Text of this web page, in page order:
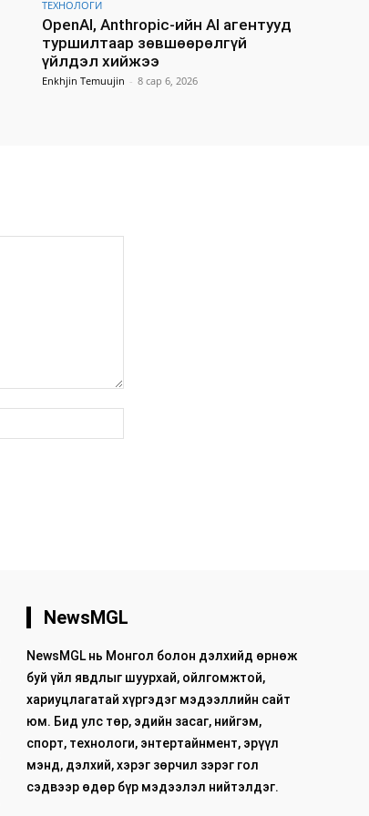
ТЕХНОЛОГИ
OpenAI, Anthropic-ийн AI агентууд
туршилтаар зөвшөөрөлгүй
үйлдэл хийжээ
Enkhjin Temuujin - 8 сар 6, 2026
хуудас:
NewsMGL
NewsMGL нь Монгол болон дэлхийд өрнөж
буй үйл явдлыг шуурхай, ойлгомжтой,
хариуцлагатай хүргэдэг мэдээллийн сайт
юм. Бид улс төр, эдийн засаг, нийгэм,
спорт, технологи, энтертайнмент, эрүүл
мэнд, дэлхий, хэрэг зөрчил зэрэг гол
сэдвээр өдөр бүр мэдээлэл нийтэлдэг.